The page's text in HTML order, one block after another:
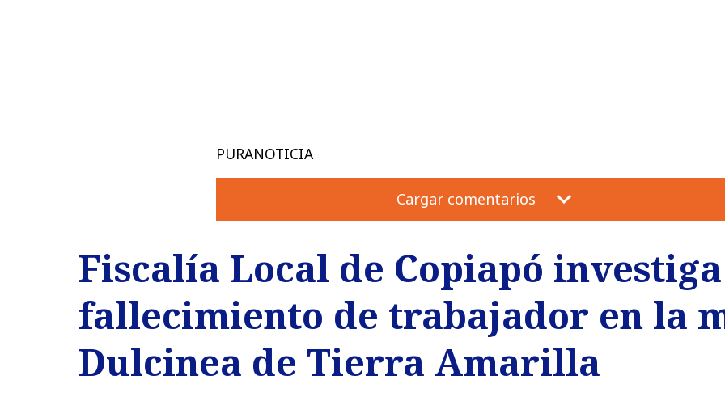
PURANOTICIA
Cargar comentarios
Fiscalía Local de Copiapó investiga
fallecimiento de trabajador en la
Dulcinea de Tierra Amarilla